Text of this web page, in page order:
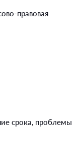
правовая
срока, проблемы